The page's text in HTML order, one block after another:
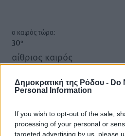
Δημοκρατική της Ρόδου - Do
Personal Information
If you wish to opt-out of the sale,
processing of your personal or
targeted advertising by us, please
o καιρός τώρα:
30°
αίθριος καιρός
13km/h
Β-ΒΔ
06:19
20:05